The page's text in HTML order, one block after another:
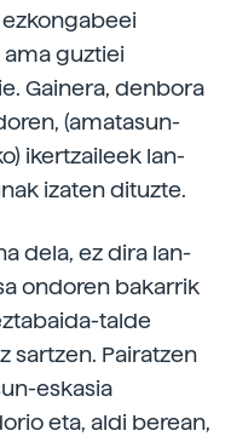
guztiei
Gainera, denbora
(amatasun-
ikertzaileek lan-
izaten dituzte.
dela, ez dira lan-
ondoren bakarrik
talde
sartzen. Pairatzen
eskasia
eta, aldi berean,